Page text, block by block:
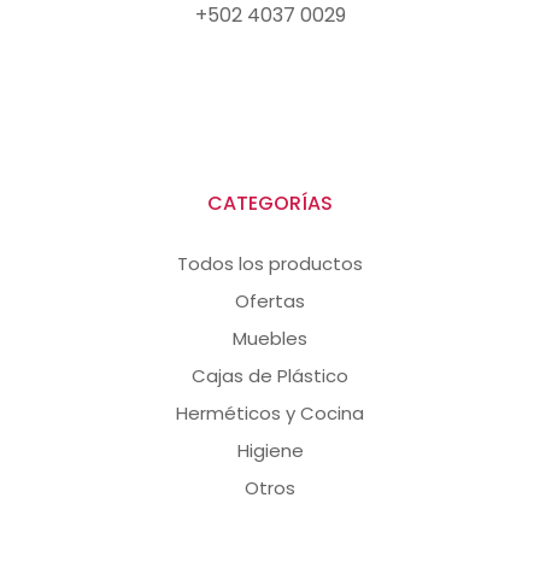
+502 4037 0029
CATEGORÍAS
Todos los productos
Ofertas
Muebles
Cajas de Plástico
Herméticos y Cocina
Higiene
Otros